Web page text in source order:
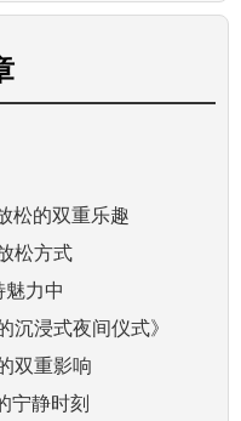
松的双重乐趣
松方式
魅力中
沉浸式夜间仪式》
双重影响
宁静时刻